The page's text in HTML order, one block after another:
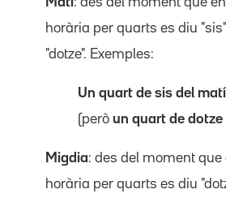
horària per quarts es diu
"dotze". Exemples:
Un quart de sis del
(però un quart de dotze
Migdia: des del moment que
horària per quarts es diu